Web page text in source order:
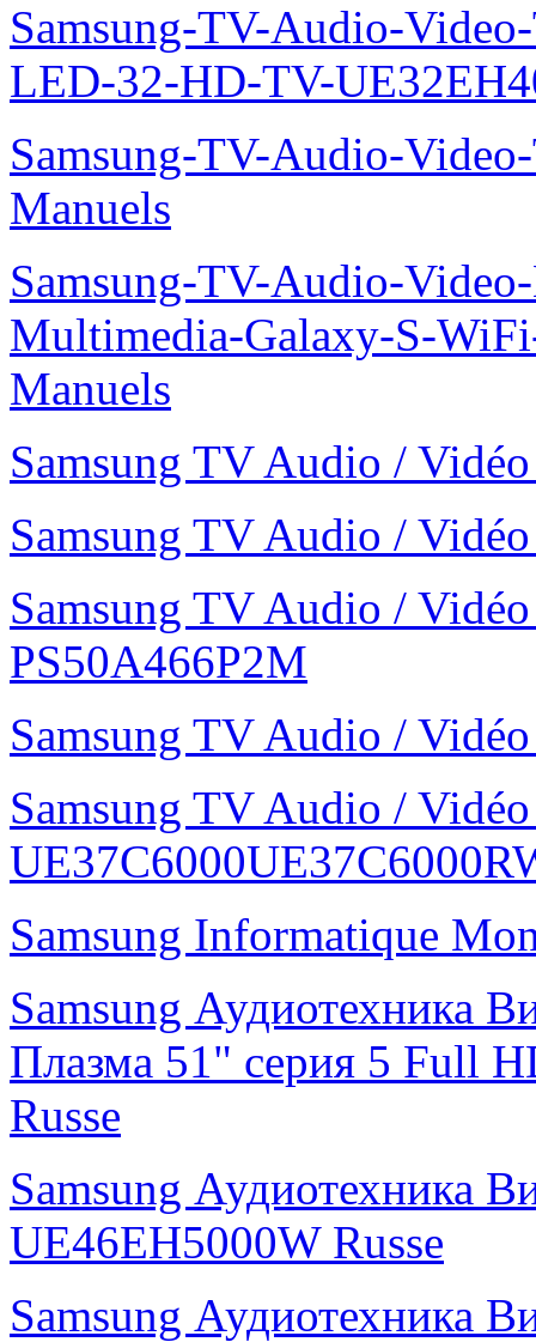
Samsung-TV-Audio-
LED-32-HD-TV-
Samsung-TV-Audio-
Manuels
Samsung-TV-Audio-
Multimedia-Galaxy-S-
Manuels
Samsung TV Audio /
Samsung TV Audio /
Samsung TV Audio /
PS50A466P2M
Samsung TV Audio /
Samsung TV Audio /
Samsung Informatique
Samsung Аудиотехника
Плазма 51" cерия 5 Full
Russe
Samsung Аудиотехника
UE46EH5000W Russe
Samsung Аудиотехника